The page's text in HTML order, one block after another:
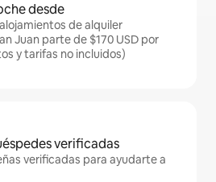
desde
de alquiler
Juan parte de $170 USD por
y tarifas no incluidos)
verificadas
verificadas para ayudarte a